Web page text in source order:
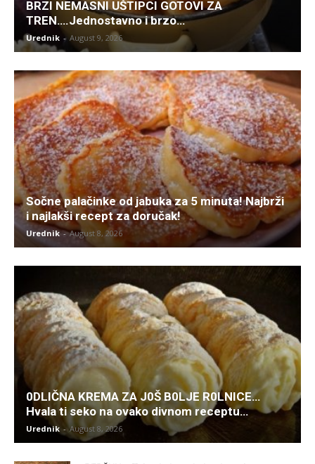
BRZI NEMASNI UŠTIPCI GOTOVI ZA
TREN….Jednostavno i brzo…
Urednik - August 9, 2026
Sočne palačinke od jabuka za 5 minuta! Najbrži
i najlakši recept za doručak!
Urednik - August 8, 2026
0DLIČNA KREMA ZA J0Š B0LJE R0LNICE…
Hvala ti seko na ovako divnom receptu…
Urednik - August 8, 2026